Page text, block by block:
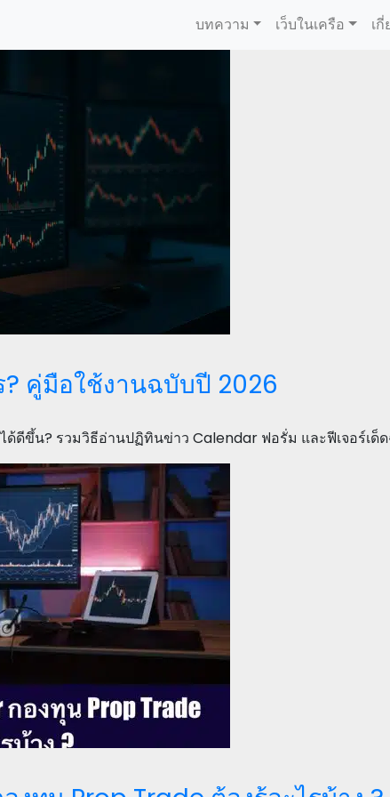
บทความ เว็บในเครือ เ
คู่มือใช้งานฉบับปี 2026
ด้ดีขึ้น? รวมวิธีอ่านปฏิทินข่าว Calendar ฟอรั่ม และฟีเจอร์เด็